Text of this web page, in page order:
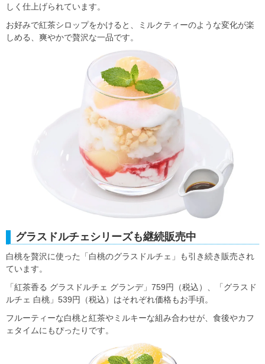
しく仕上げられています。
お好みで紅茶シロップをかけると、ミルクティーのような変化が楽
しめる、爽やかで贅沢な一品です。
グラスドルチェシリーズも継続販売中
白桃を贅沢に使った「白桃のグラスドルチェ」も引き続き販売され
ています。
「紅茶香る グラスドルチェ グランデ」759円（税込）、「グラスド
ルチェ 白桃」539円（税込）はそれぞれ価格もお手頃。
フルーティーな白桃と紅茶やミルキーな組み合わせが、食後やカフ
ェタイムにもぴったりです。